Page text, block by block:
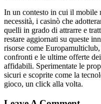
In un contesto in cui il mobile
necessità, i casinò che
quelli in grado di attrarre e
restare aggiornati su queste
risorse come
confronti e le ultime offerte
affidabili. Sperimentate le
sicuri e scoprite come la
gioco, un click alla volta.